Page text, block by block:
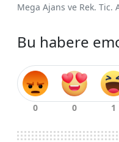
Mega Ajans ve Rek.
Bu habere